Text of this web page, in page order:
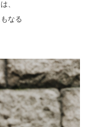
、
なる